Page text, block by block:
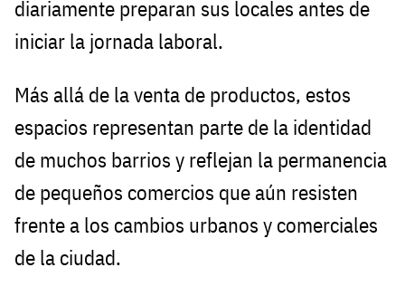
diariamente preparan sus locales antes de
iniciar la jornada laboral.
Más allá de la venta de productos, estos
espacios representan parte de la identidad
de muchos barrios y reflejan la permanencia
de pequeños comercios que aún resisten
frente a los cambios urbanos y comerciales
de la ciudad.